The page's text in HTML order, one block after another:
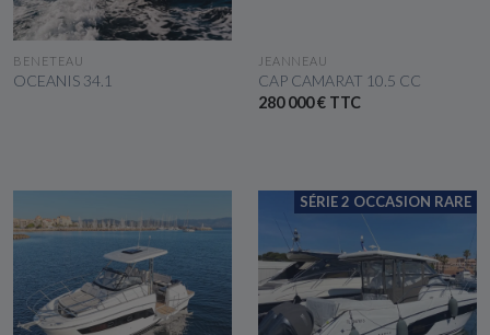
VOIR LE BATEAU
BENETEAU
OCEANIS 34.1
VOIR LE BATEAU
JEANNEAU
CAP CAMARAT 10.5 CC
280 000 € TTC
SÉRIE 2 OCCASION RARE